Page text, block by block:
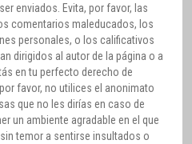
enviados. Evita, por favor, las
comentarios maleducados, los
personales, o los calificativos
dirigidos al autor de la página o a
en tu perfecto derecho de
favor, no utilices el anonimato
que no les dirías en caso de
un ambiente agradable en el que
temor a sentirse insultados o